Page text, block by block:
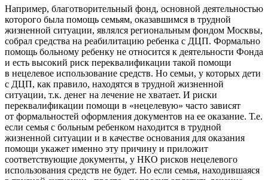
Например, благотворительный фонд, основной деятельностью
которого была помощь семьям, оказавшимся в трудной
жизненной ситуации, являлся региональным фондом Москвы,
собрал средства на реабилитацию ребенка с ДЦП. Формально
помощь больному ребенку не относится к деятельности Фонда
и есть высокий риск переквалификации такой помощи
в нецелевое использование средств. Но семьи, у которых дети
с ДЦП, как правило, находятся в трудной жизненной
ситуации, т.к. денег на лечение не хватает. И риски
переквалификации помощи в «нецелевую» часто зависят
от формальностей оформления документов на ее оказание. Т.е.
если семья с больным ребенком находится в трудной
жизненной ситуации и в качестве основания для оказания
помощи укажет именно эту причину и приложит
соответствующие документы, у НКО рисков нецелевого
использования средств не будет. Но если семья, находившаяся